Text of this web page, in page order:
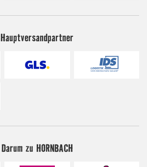
Hauptversandpartner
Darum zu HORNBACH